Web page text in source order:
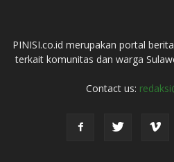
PINISI.co.id merupakan portal
terkait komunitas dan warga
Contact us: